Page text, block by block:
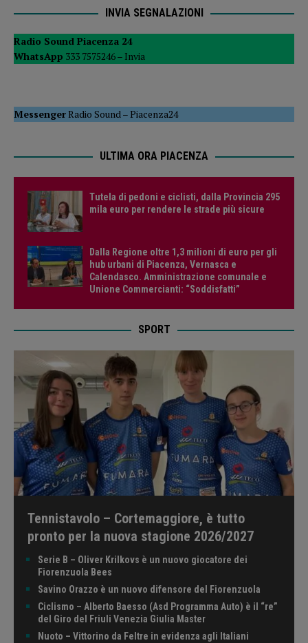
INVIA SEGNALAZIONI
Radio Sound Piacenza 24
WhatsApp 333 7575246 – Invia
MessengerRadio Sound –Piacenza24
ULTIMA ORA PIACENZA
Tutela di pedoni e ciclisti, dalla Provincia 295
mila euro per rendere le strade più sicure
Dalla Regione oltre 1,3 milioni di euro per gli
hub urbani di Piacenza, Vernasca e
Calendasco. Amministrazione comunale e
Unione Commercianti: “Soddisfatti”
SPORT
Tennistavolo – Cortemaggiore, è tutto
pronto per la nuova stagione 2026/2027
Serie B – Oliver Krilkovs è un nuovo giocatore dei
Fiorenzuola Bees
Savino Orazzo è un nuovo difensore del Fiorenzuola
Ciclismo – Alberto Baesso (Asd Programma Auto) è il “re”
del Giro del Friuli Venezia Giulia Master
Nuoto – Vittorino da Feltre in evidenza agli Italiani